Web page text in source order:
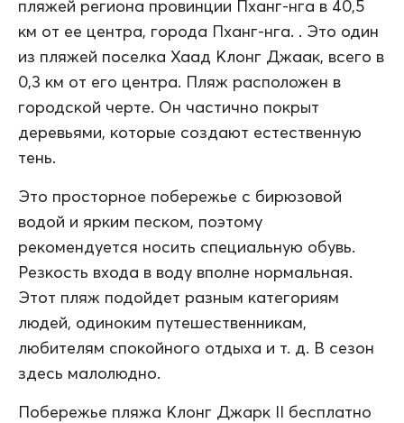
пляжей региона провинции Пханг-нга в 40,5
км от ее центра, города Пханг-нга. . Это один
из пляжей поселка Хаад Клонг Джаак, всего в
0,3 км от его центра. Пляж расположен в
городской черте. Он частично покрыт
деревьями, которые создают естественную
тень.
Это просторное побережье с бирюзовой
водой и ярким песком, поэтому
рекомендуется носить специальную обувь.
Резкость входа в воду вполне нормальная.
Этот пляж подойдет разным категориям
людей, одиноким путешественникам,
любителям спокойного отдыха и т. д. В сезон
здесь малолюдно.
Побережье пляжа Клонг Джарк II бесплатно